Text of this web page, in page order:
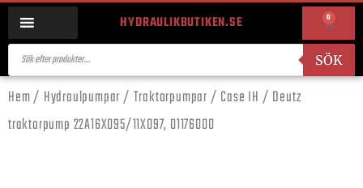
HYDRAULIKBUTIKEN.SE 0
SÖK
Hem/ Hydraulpumpar/ Traktorpumpar/ Case IH / Deutz
traktorpump 22A16X095/11X097, 01176000